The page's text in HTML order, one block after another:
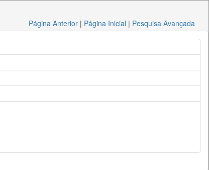
Página Anterior | Página Inicial | Pesquisa Avançada